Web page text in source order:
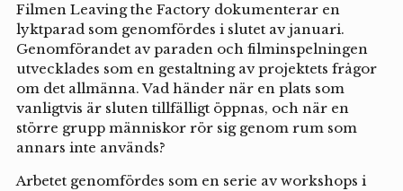
Filmen Leaving the Factory dokumenterar en
lyktparad som genomfördes i slutet av januari.
Genomförandet av paraden och filminspelningen
utvecklades som en gestaltning av projektets frågor
om det allmänna. Vad händer när en plats som
vanligtvis är sluten tillfälligt öppnas, och när en
större grupp människor rör sig genom rum som
annars inte används?
Arbetet genomfördes som en serie av workshops i